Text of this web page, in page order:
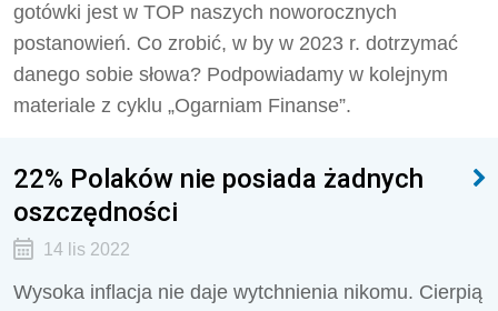
gotówki jest w TOP naszych noworocznych
postanowień. Co zrobić, w by w 2023 r. dotrzymać
danego sobie słowa? Podpowiadamy w kolejnym
materiale z cyklu „Ogarniam Finanse”.
22% Polaków nie posiada żadnych
oszczędności
14 lis 2022
Wysoka inflacja nie daje wytchnienia nikomu. Cierpią